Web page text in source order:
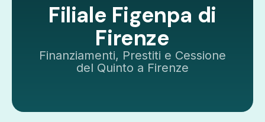
Filiale Figenpa di
Firenze
Finanziamenti, Prestiti e Cessione
del Quinto a Firenze